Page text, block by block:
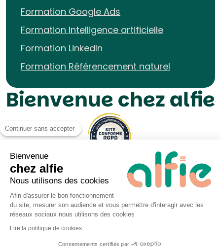
Formation Google Ads
Formation Intelligence artificielle
Formation LinkedIn
Formation Référencement naturel
Bienvenue chez alfie
Mentions légales UP&KO
Politique de Cookies
Politique de données personnelles
Continuer sans accepter
Bienvenue
chez alfie
Nous utilisons des cookies
Afin d'assurer le bon fonctionnement
du site, mesurer son audience et vous permettre d'interagir avec les
réseaux sociaux nous utilisons des cookies
Lire la politique de cookies
Consentements certifiés par